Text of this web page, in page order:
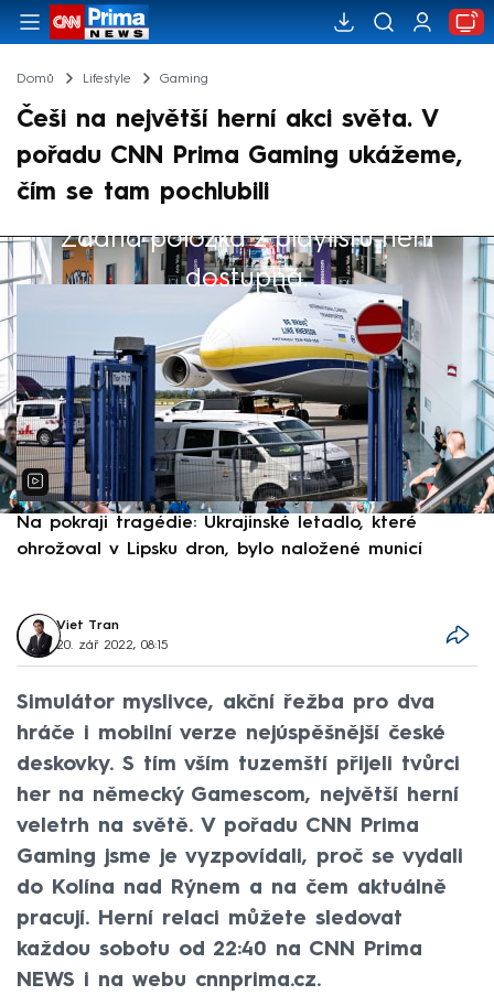
Domů Lifestyle Gaming
Češi na největší herní akci světa. V
pořadu CNN Prima Gaming ukážeme,
čím se tam pochlubili
Žádná položka z playlistu není
dostupná.
Výběr redakce
Na pokraji tragédie: Ukrajinské letadlo, které
ohrožoval v Lipsku dron, bylo naložené municí
Viet Tran
20. zář 2022, 08:15
Simulátor myslivce, akční řežba pro dva
hráče i mobilní verze nejúspěšnější české
deskovky. S tím vším tuzemští přijeli tvůrci
her na německý Gamescom, největší herní
veletrh na světě. V pořadu CNN Prima
Gaming jsme je vyzpovídali, proč se vydali
do Kolína nad Rýnem a na čem aktuálně
pracují. Herní relaci můžete sledovat
každou sobotu od 22:40 na CNN Prima
NEWS i na webu cnnprima.cz.